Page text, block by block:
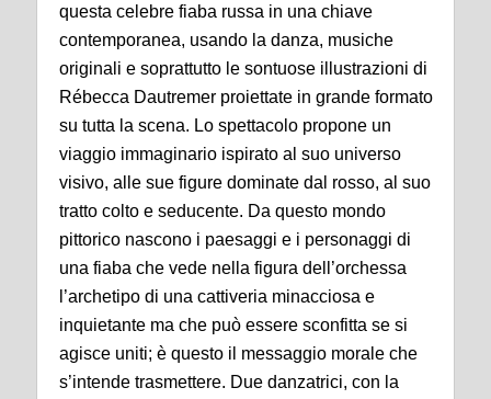
questa celebre fiaba russa in una chiave
contemporanea, usando la danza, musiche
originali e soprattutto le sontuose illustrazioni di
Rébecca Dautremer proiettate in grande formato
su tutta la scena. Lo spettacolo propone un
viaggio immaginario ispirato al suo universo
visivo, alle sue figure dominate dal rosso, al suo
tratto colto e seducente. Da questo mondo
pittorico nascono i paesaggi e i personaggi di
una fiaba che vede nella figura dell’orchessa
l’archetipo di una cattiveria minacciosa e
inquietante ma che può essere sconfitta se si
agisce uniti; è questo il messaggio morale che
s’intende trasmettere. Due danzatrici, con la